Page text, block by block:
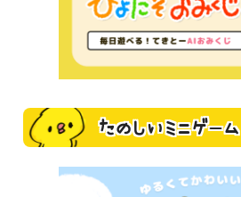
たのしいミニゲーム